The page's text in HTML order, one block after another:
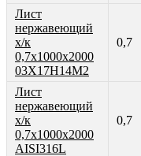
Лист
нержавеющий
х/к
0,7х1000х2000
03Х17Н14М2
0,7
Лист
нержавеющий
х/к
0,7х1000х2000
AISI316L
0,7